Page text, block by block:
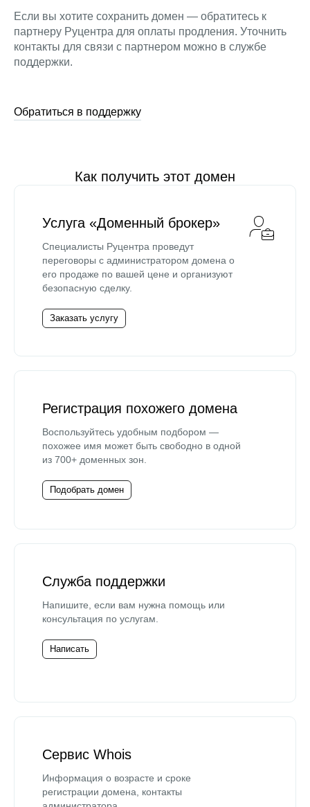
Если вы хотите сохранить домен — обратитесь к
партнеру Руцентра для оплаты продления. Уточнить
контакты для связи с партнером можно в службе
поддержки.
Обратиться в поддержку
Как получить этот домен
Услуга «Доменный брокер»
Специалисты Руцентра проведут
переговоры с администратором домена о
его продаже по вашей цене и организуют
безопасную сделку.
Заказать услугу
Регистрация похожего домена
Воспользуйтесь удобным подбором —
похожее имя может быть свободно в одной
из 700+ доменных зон.
Подобрать домен
Служба поддержки
Напишите, если вам нужна помощь или
консультация по услугам.
Написать
Сервис Whois
Информация о возрасте и сроке
регистрации домена, контакты